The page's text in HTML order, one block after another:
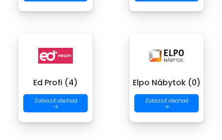
Ed Profi (4)
Zobraziť obchod
→
Elpo Nábytok (0)
Zobraziť obchod
→